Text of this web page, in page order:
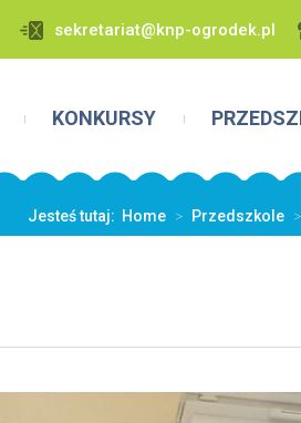
sekretariat@knp-ogrodek.pl
KONKURSY
Jesteś tutaj: Home > Przedszkole >